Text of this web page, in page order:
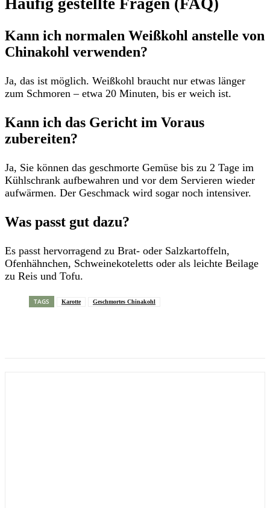
Kann ich normalen Weißkohl anstelle von
Chinakohl verwenden?
Ja, das ist möglich. Weißkohl braucht nur etwas länger
zum Schmoren – etwa 20 Minuten, bis er weich ist.
Kann ich das Gericht im Voraus
zubereiten?
Ja, Sie können das geschmorte Gemüse bis zu 2 Tage im
Kühlschrank aufbewahren und vor dem Servieren wieder
aufwärmen. Der Geschmack wird sogar noch intensiver.
Was passt gut dazu?
Es passt hervorragend zu Brat- oder Salzkartoffeln,
Ofenhähnchen, Schweinekoteletts oder als leichte Beilage
zu Reis und Tofu.
TAGS Karotte Geschmortes Chinakohl